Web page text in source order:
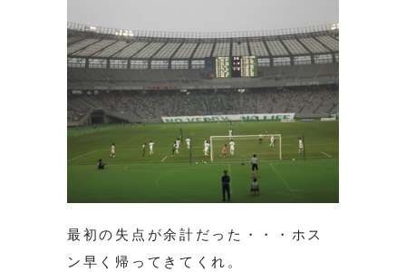
最初の失点が余計だった・・・ホス
ン早く帰ってきてくれ。